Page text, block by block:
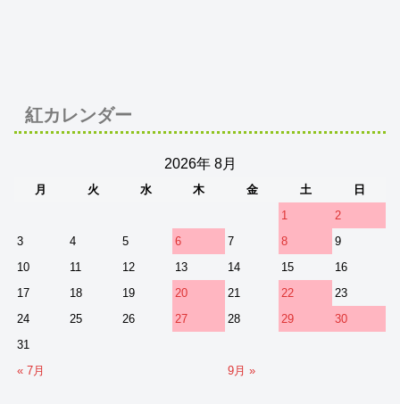
紅カレンダー
2026年 8月
月 火 水 木 金 土
日
1
2
3
4 5 6 7 8
9
10
11 12 13 14 15
16
17
18 19 20 21 22
23
24
25 26 27 28 29
30
31
« 7月
9月 »